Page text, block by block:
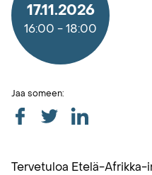
17.11.2026
16:00 -18:00
Jaa someen:
Tervetuloa Etelä-